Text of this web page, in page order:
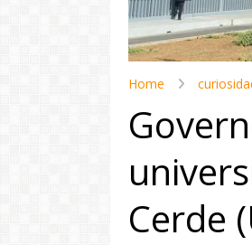
Home
Cerde